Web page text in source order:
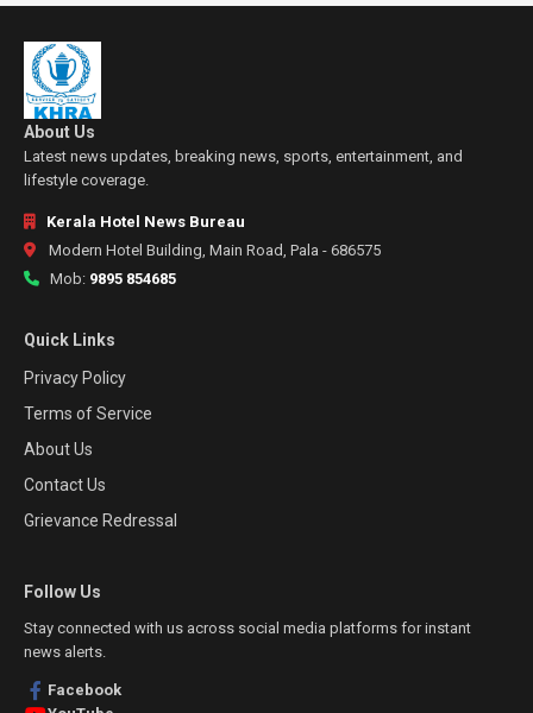
About Us
Latest news updates, breaking news, sports, entertainment, and
lifestyle coverage.
Kerala Hotel News Bureau
Modern Hotel Building, Main Road, Pala - 686575
Mob: 9895 854685
Quick Links
Privacy Policy
Terms of Service
About Us
Contact Us
Grievance Redressal
Follow Us
Stay connected with us across social media platforms for instant
news alerts.
Facebook